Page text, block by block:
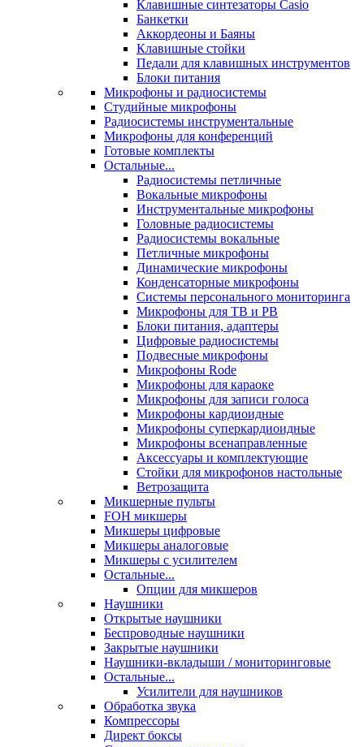
Клавишные синтезаторы Casio
Банкетки
Аккордеоны и Баяны
Клавишные стойки
Педали для клавишных инструментов
Блоки питания
Микрофоны и радиосистемы
Студийные микрофоны
Радиосистемы инструментальные
Микрофоны для конференций
Готовые комплекты
Остальные...
Радиосистемы петличные
Вокальные микрофоны
Инструментальные микрофоны
Головные радиосистемы
Радиосистемы вокальные
Петличные микрофоны
Динамические микрофоны
Конденсаторные микрофоны
Системы персонального мониторинга
Микрофоны для ТВ и РВ
Блоки питания, адаптеры
Цифровые радиосистемы
Подвесные микрофоны
Микрофоны Rode
Микрофоны для караоке
Микрофоны для записи голоса
Микрофоны кардиоидные
Микрофоны суперкардиоидные
Микрофоны всенаправленные
Аксессуары и комплектующие
Стойки для микрофонов настольные
Ветрозащита
Микшерные пульты
FOH микшеры
Микшеры цифровые
Микшеры аналоговые
Микшеры с усилителем
Остальные...
Опции для микшеров
Наушники
Открытые наушники
Беспроводные наушники
Закрытые наушники
Наушники-вкладыши / мониторинговые
Остальные...
Усилители для наушников
Обработка звука
Компрессоры
Директ боксы